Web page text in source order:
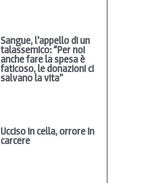
Sangue, l’appello di un
talassemico: “Per noi
anche fare la spesa è
faticoso, le donazioni ci
salvano la vita”
Ucciso in cella, orrore in
carcere